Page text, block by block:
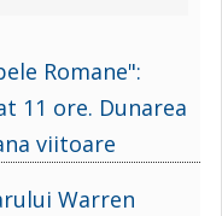
Romane":
11 ore. Dunarea
viitoare
Warren